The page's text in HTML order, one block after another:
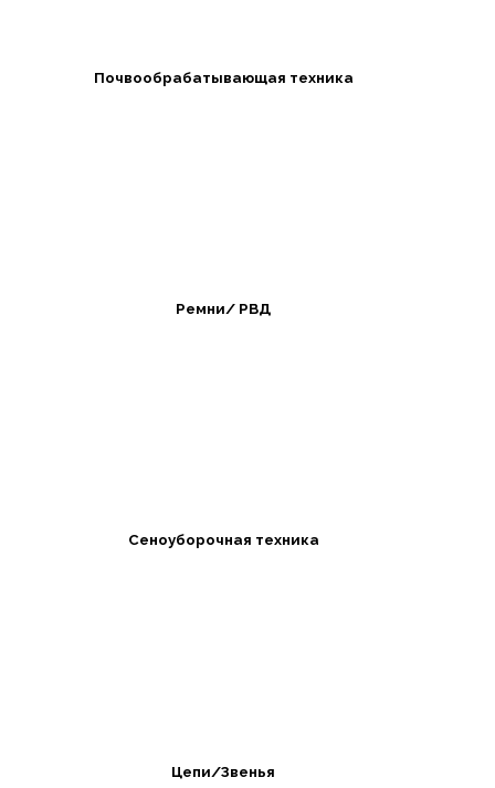
Почвообрабатывающая техника
Ремни/ РВД
Сеноуборочная техника
Цепи/Звенья